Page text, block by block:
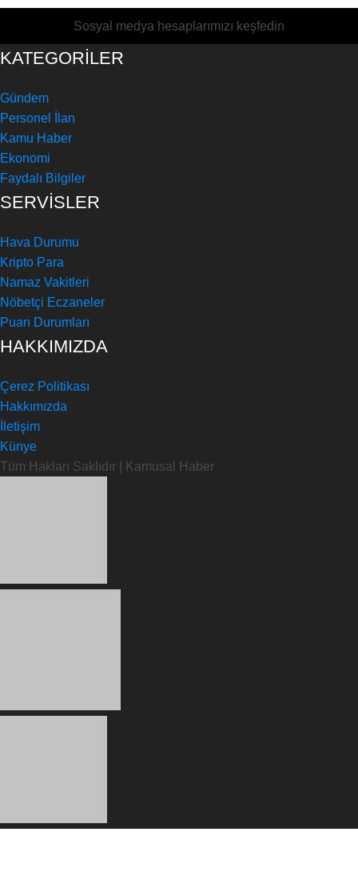
Sosyal medya hesaplarımızı keşfedin
KATEGORİLER
Gündem
Personel İlan
Kamu Haber
Ekonomi
Faydalı Bilgiler
SERVİSLER
Hava Durumu
Kripto Para
Namaz Vakitleri
Nöbetçi Eczaneler
Puan Durumları
HAKKIMIZDA
Çerez Politikası
Hakkımızda
İletişim
Künye
Tüm Hakları Saklıdır | Kamusal Haber